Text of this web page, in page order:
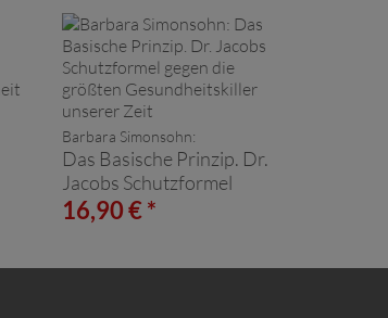
Barbara Simonsohn:
Das Basische Prinzip. Dr.
Jacobs Schutzformel
gegen die größten
Gesundheitskiller unserer
16,90 € *